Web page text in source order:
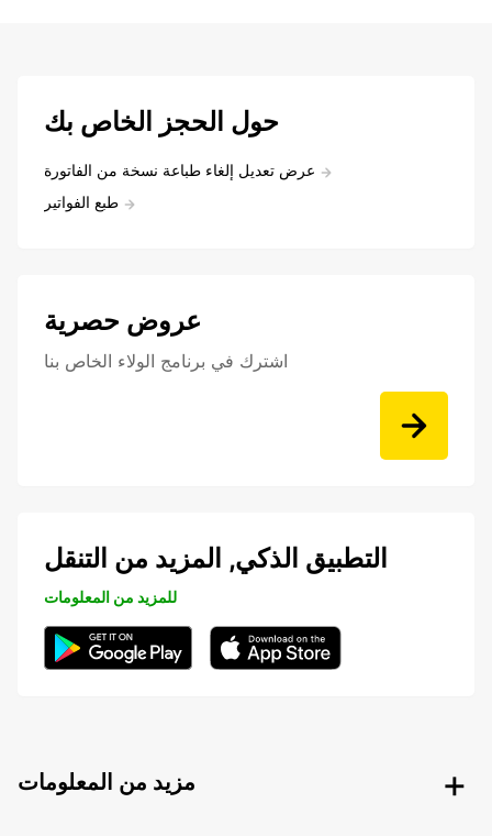
حول الحجز الخاص بك
عرض تعديل إلغاء طباعة نسخة من الفاتورة
طبع الفواتير
عروض حصرية
اشترك في برنامج الولاء الخاص بنا
التطبيق الذكي, المزيد من التنقل
للمزيد من المعلومات
مزيد من المعلومات